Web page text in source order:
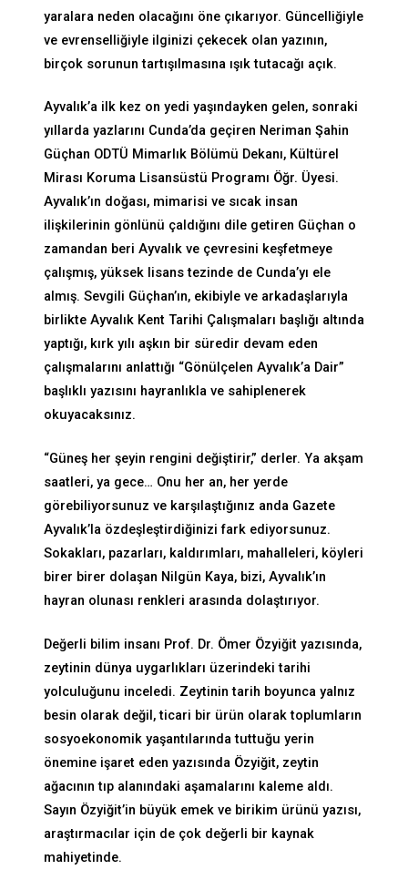
yaralara neden olacağını öne çıkarıyor. Güncelliğiyle
ve evrenselliğiyle ilginizi çekecek olan yazının,
birçok sorunun tartışılmasına ışık tutacağı açık.
Ayvalık’a ilk kez on yedi yaşındayken gelen, sonraki
yıllarda yazlarını Cunda’da geçiren Neriman Şahin
Güçhan ODTÜ Mimarlık Bölümü Dekanı, Kültürel
Mirası Koruma Lisansüstü Programı Öğr. Üyesi.
Ayvalık’ın doğası, mimarisi ve sıcak insan
ilişkilerinin gönlünü çaldığını dile getiren Güçhan o
zamandan beri Ayvalık ve çevresini keşfetmeye
çalışmış, yüksek lisans tezinde de Cunda’yı ele
almış. Sevgili Güçhan’ın, ekibiyle ve arkadaşlarıyla
birlikte Ayvalık Kent Tarihi Çalışmaları başlığı altında
yaptığı, kırk yılı aşkın bir süredir devam eden
çalışmalarını anlattığı “Gönülçelen Ayvalık’a Dair”
başlıklı yazısını hayranlıkla ve sahiplenerek
okuyacaksınız.
“Güneş her şeyin rengini değiştirir,” derler. Ya akşam
saatleri, ya gece… Onu her an, her yerde
görebiliyorsunuz ve karşılaştığınız anda Gazete
Ayvalık’la özdeşleştirdiğinizi fark ediyorsunuz.
Sokakları, pazarları, kaldırımları, mahalleleri, köyleri
birer birer dolaşan Nilgün Kaya, bizi, Ayvalık’ın
hayran olunası renkleri arasında dolaştırıyor.
Değerli bilim insanı Prof. Dr. Ömer Özyiğit yazısında,
zeytinin dünya uygarlıkları üzerindeki tarihi
yolculuğunu inceledi. Zeytinin tarih boyunca yalnız
besin olarak değil, ticari bir ürün olarak toplumların
sosyoekonomik yaşantılarında tuttuğu yerin
önemine işaret eden yazısında Özyiğit, zeytin
ağacının tıp alanındaki aşamalarını kaleme aldı.
Sayın Özyiğit’in büyük emek ve birikim ürünü yazısı,
araştırmacılar için de çok değerli bir kaynak
mahiyetinde.